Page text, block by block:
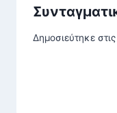
Δημοσιεύτηκε στις